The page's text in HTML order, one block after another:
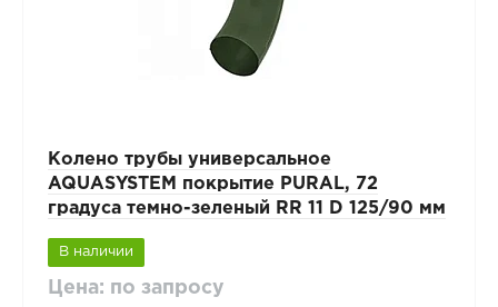
Колено трубы универсальное
AQUASYSTEM покрытие PURAL, 72
градуса темно-зеленый RR 11 D 125/90 мм
В наличии
Цена: по запросу